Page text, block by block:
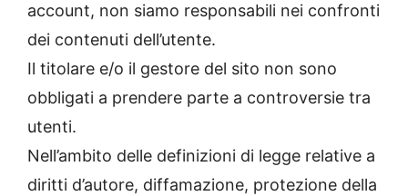
account, non siamo responsabili nei confronti
dei contenuti dell’utente.
Il titolare e/o il gestore del sito non sono
obbligati a prendere parte a controversie tra
utenti.
Nell’ambito delle definizioni di legge relative a
diritti d’autore, diffamazione, protezione della